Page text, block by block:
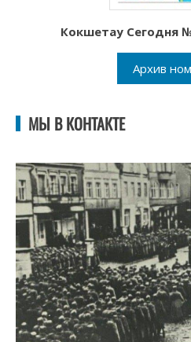
Кокшетау Сегодня
Архив
МЫ В КОНТАКТЕ